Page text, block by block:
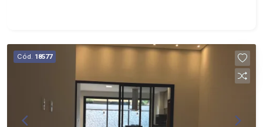
Churrasqueira; - Aquecedor solar; - Condomínio:
Portaria 24hrs, Piscina, Salão de Festas,
Academia, Pet Place, Mercado, Playground,
Quadra Poliesportiva; - Localizado próximo à
Churrascaria JP SteakHouse, Cantina da Picanha
Restaurante e Choperia e Novo Shopping.
Cód. 18577